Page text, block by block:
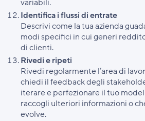
variabili.
Identifica i flussi di entrate
Descrivi come la tua azienda
modi specifici in cui generi
di clienti.
Rivedi e ripeti
Rivedi regolarmente l’area di
chiedi il feedback degli
iterare e perfezionare il tuo
raccogli ulteriori informazioni o
evolve.